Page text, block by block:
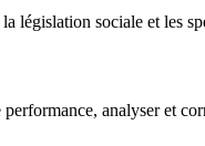
législation sociale et les
analyser et